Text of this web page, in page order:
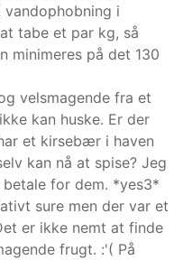
i
tabe et par kg, så
minimeres på det 130
velsmagende fra et
kan huske. Er der
et kirsebær i haven
kan nå at spise? Jeg
for dem. *yes3*
sure men der var et
er ikke nemt at finde
frugt. :'( På